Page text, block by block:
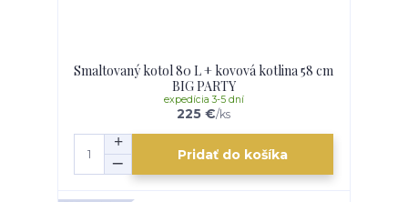
Smaltovaný kotol 80 L + kovová kotlina 58 cm
BIG PARTY
225 €/ks
expedícia 3-5 dní
Pridať do košíka